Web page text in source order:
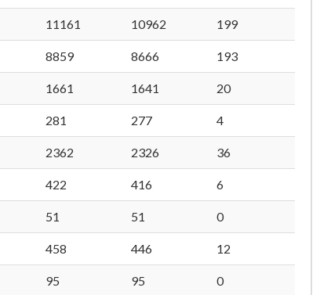
11161 10962 199
8859 8666 193
1661 1641 20
281 277 4
2362 2326 36
422 416 6
51 51 0
458 446 12
95 95 0